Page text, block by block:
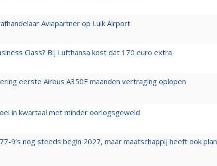
Aviapartner op Luik Airport
Class? Bij Lufthansa kost dat 170 euro extra
eerste Airbus A350F maanden vertraging oplopen
in kwartaal met minder oorlogsgeweld
9’s nog steeds begin 2027, maar maatschappij heeft ook plan